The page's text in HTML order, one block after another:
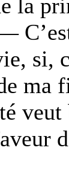
la
si,
ma